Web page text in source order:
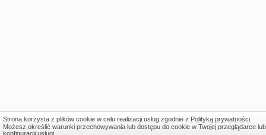
Strona korzysta z plików cookie w celu realizacji usług zgodnie z Polityką prywatności.
Możesz określić warunki przechowywania lub dostępu do cookie w Twojej przeglądarce lub
konfiguracji usługi.